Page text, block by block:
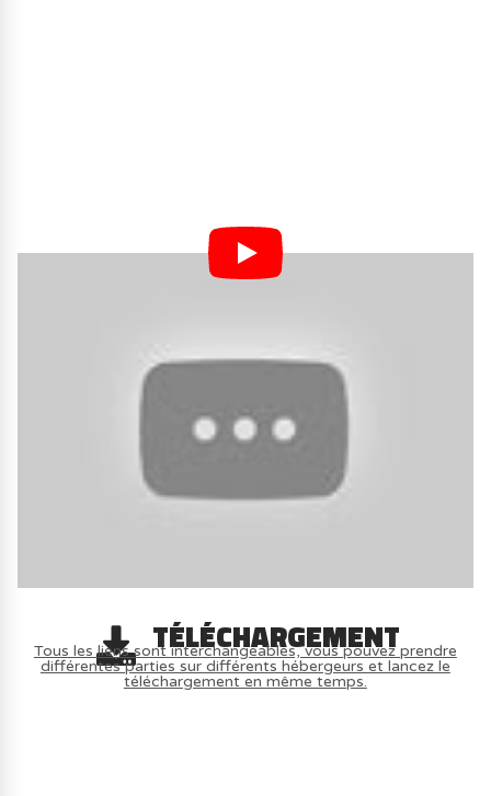
TÉLÉCHARGEMENT
Tous les liens sont interchangeables, vous pouvez prendre
différentes parties sur différents hébergeurs et lancez le
téléchargement en même temps.